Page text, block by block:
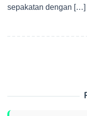
sepakatan dengan […]